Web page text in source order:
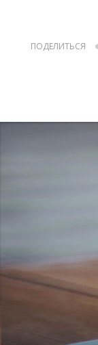
ПОДЕЛИТЬСЯ